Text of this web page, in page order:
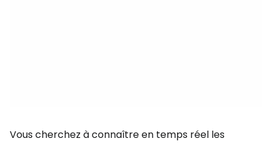
Vous cherchez à connaître en temps réel les